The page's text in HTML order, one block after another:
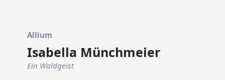
Allium
Isabella Münchmeier
Ein Waldgeist